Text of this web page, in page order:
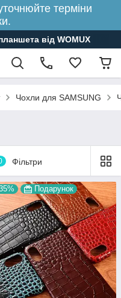
терміни
від WOMUX
Чохли для SAMSUNG
Фільтри
Подарунок